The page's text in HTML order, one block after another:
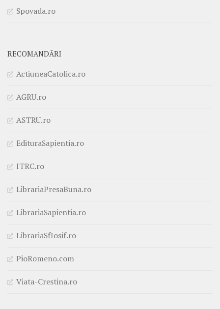
Spovada.ro
RECOMANDĂRI
ActiuneaCatolica.ro
AGRU.ro
ASTRU.ro
EdituraSapientia.ro
ITRC.ro
LibrariaPresaBuna.ro
LibrariaSapientia.ro
LibrariaSfIosif.ro
PioRomeno.com
Viata-Crestina.ro